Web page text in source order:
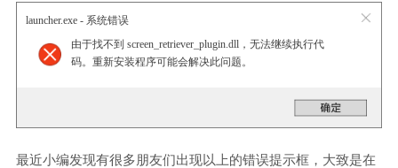
launcher.exe - 系统错误
由于找不到 screen_retriever_plugin.dll，无法继续执行代
码。重新安装程序可能会解决此问题。
最近小编发现有很多朋友们出现以上的错误提示框，大致是在